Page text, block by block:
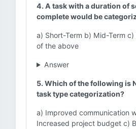
4. A task with a duration of
complete would be
a) Short-Term b) Mid-Term
of the above
Answer
5. Which of the following is
task type categorization?
a) Improved communication
Increased project budget c)